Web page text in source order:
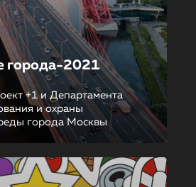
города-2021
+1 и Департамента
и охраны
города Москвы